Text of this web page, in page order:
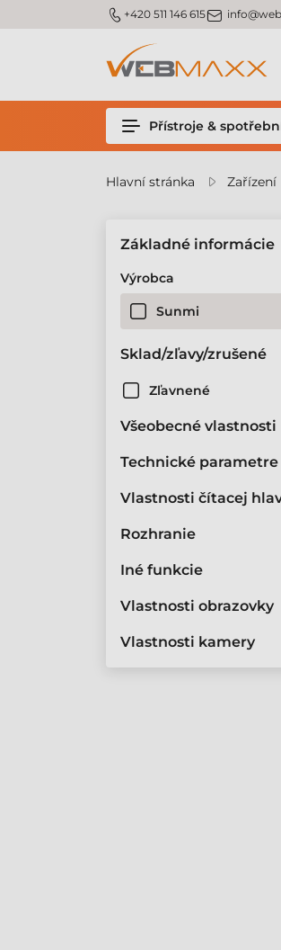
m_phone +420 511 146 615m_email
Přístroje &
Hlavní stránka Zařízení
Základné informácie
Výrobca
Sunmi
Sklad/zľavy/zrušené
Zľavnené
Všeobecné vlastnosti
Technické parametre
Vlastnosti čítacej
Rozhranie
Iné funkcie
Vlastnosti obrazovky
Vlastnosti kamery